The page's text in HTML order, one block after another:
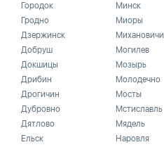
Городок
Гродно
Дзержинск
Добруш
Докшицы
Дрибин
Дрогичин
Дубровно
Дятлово
Ельск
Минск
Миоры
Михановичи
Могилев
Мозырь
Молодечно
Мосты
Мстиславль
Мядель
Наровля